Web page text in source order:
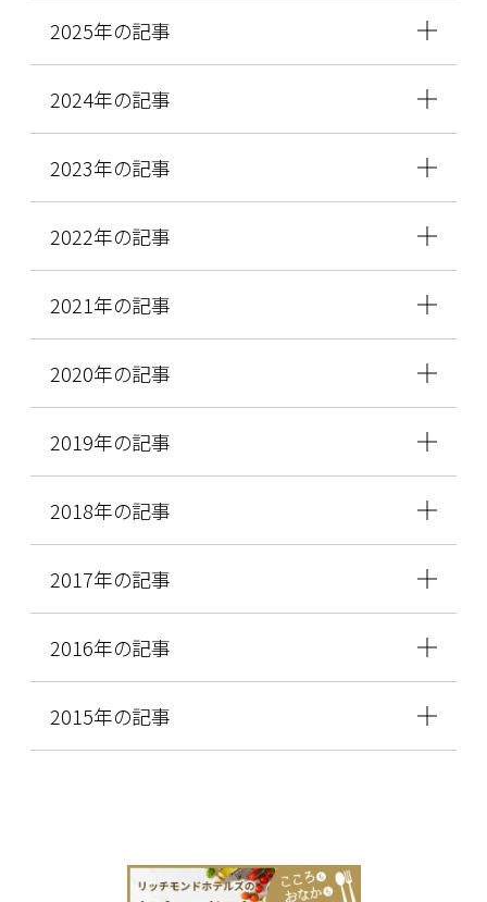
2025年の記事
2024年の記事
2023年の記事
2022年の記事
2021年の記事
2020年の記事
2019年の記事
2018年の記事
2017年の記事
2016年の記事
2015年の記事